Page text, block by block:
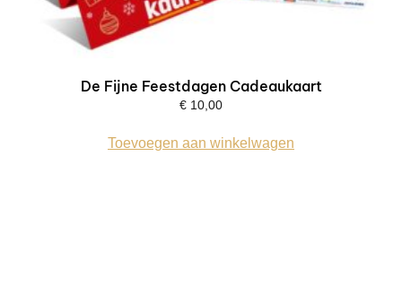
De Fijne Feestdagen Cadeaukaart
€ 10,00
Toevoegen aan winkelwagen